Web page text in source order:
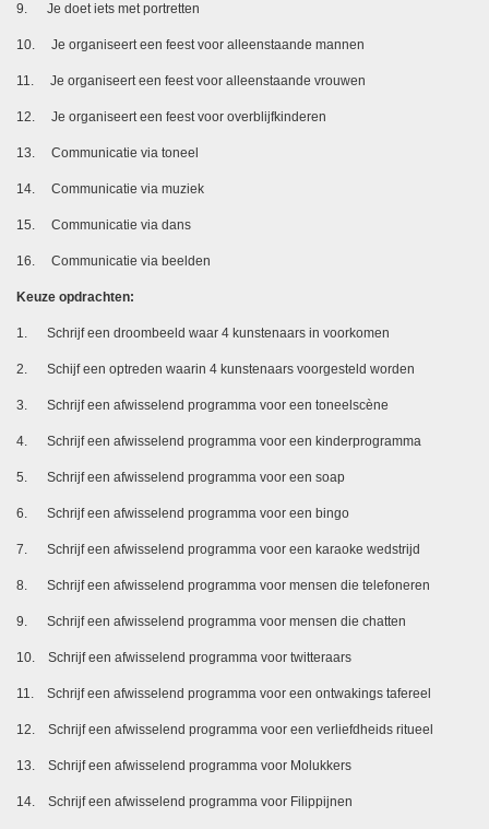
9. Je doet iets met portretten
10. Je organiseert een feest voor alleenstaande mannen
11. Je organiseert een feest voor alleenstaande vrouwen
12. Je organiseert een feest voor overblijfkinderen
13. Communicatie via toneel
14. Communicatie via muziek
15. Communicatie via dans
16. Communicatie via beelden
Keuze opdrachten:
1. Schrijf een droombeeld waar 4 kunstenaars in voorkomen
2. Schijf een optreden waarin 4 kunstenaars voorgesteld worden
3. Schrijf een afwisselend programma voor een toneelscène
4. Schrijf een afwisselend programma voor een kinderprogramma
5. Schrijf een afwisselend programma voor een soap
6. Schrijf een afwisselend programma voor een bingo
7. Schrijf een afwisselend programma voor een karaoke wedstrijd
8. Schrijf een afwisselend programma voor mensen die telefoneren
9. Schrijf een afwisselend programma voor mensen die chatten
10. Schrijf een afwisselend programma voor twitteraars
11. Schrijf een afwisselend programma voor een ontwakings tafereel
12. Schrijf een afwisselend programma voor een verliefdheids ritueel
13. Schrijf een afwisselend programma voor Molukkers
14. Schrijf een afwisselend programma voor Filippijnen